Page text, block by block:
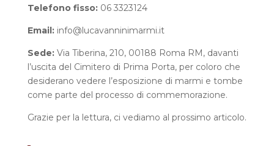
Telefono fisso:06 3323124
Email:info@lucavanninimarmi.it
Sede: Via Tiberina, 210, 00188 Roma RM, davanti
l’uscita del Cimitero di Prima Porta, per coloro che
desiderano vedere l’esposizione di marmi e tombe
come parte del processo di commemorazione.
Grazie per la lettura, ci vediamo al prossimo articolo.